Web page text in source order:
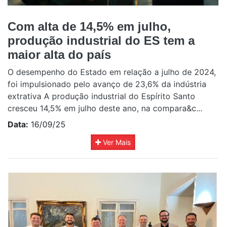
Com alta de 14,5% em julho,
produção industrial do ES tem a
maior alta do país
O desempenho do Estado em relação a julho de 2024,
foi impulsionado pelo avanço de 23,6% da indústria
extrativa A produção industrial do Espírito Santo
cresceu 14,5% em julho deste ano, na compara&c...
Data: 16/09/25
Ver Mais